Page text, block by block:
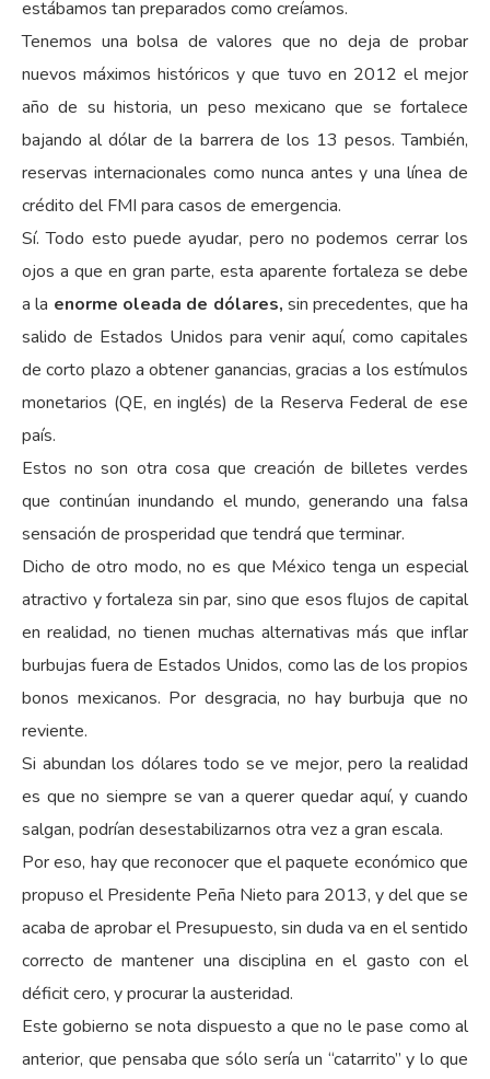
estábamos tan preparados como creíamos.
Tenemos una bolsa de valores que no deja de probar
nuevos máximos históricos y que tuvo en 2012 el mejor
año de su historia, un peso mexicano que se fortalece
bajando al dólar de la barrera de los 13 pesos. También,
reservas internacionales como nunca antes y una línea de
crédito del FMI para casos de emergencia.
Sí. Todo esto puede ayudar, pero no podemos cerrar los
ojos a que en gran parte, esta aparente fortaleza se debe
a la enorme oleada de dólares,sin precedentes, que ha
salido de Estados Unidos para venir aquí, como capitales
de corto plazo a obtener ganancias, gracias a los estímulos
monetarios (QE, en inglés) de la Reserva Federal de ese
país.
Estos no son otra cosa que creación de billetes verdes
que continúan inundando el mundo, generando una falsa
sensación de prosperidad que tendrá que terminar.
Dicho de otro modo, no es que México tenga un especial
atractivo y fortaleza sin par, sino que esos flujos de capital
en realidad, no tienen muchas alternativas más que inflar
burbujas fuera de Estados Unidos, como las de los propios
bonos mexicanos. Por desgracia, no hay burbuja que no
reviente.
Si abundan los dólares todo se ve mejor, pero la realidad
es que no siempre se van a querer quedar aquí, y cuando
salgan, podrían desestabilizarnos otra vez a gran escala.
Por eso, hay que reconocer que el paquete económico que
propuso el Presidente Peña Nieto para 2013, y del que se
acaba de aprobar el Presupuesto, sin duda va en el sentido
correcto de mantener una disciplina en el gasto con el
déficit cero, y procurar la austeridad.
Este gobierno se nota dispuesto a que no le pase como al
anterior, que pensaba que sólo sería un “catarrito” y lo que